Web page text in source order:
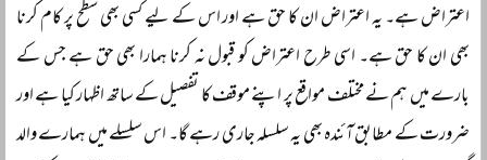
اعتراض ہے۔ یہ اعتراض ان کا حق ہے اور اس کے لیے کسی بھی سطح پر کام کرنا
بھی ان کا حق ہے۔ اسی طرح اعتراض کو قبول نہ کرنا ہمارا بھی حق ہے جس کے
بارے میں ہم نے مختلف مواقع پر اپنے موقف کا تفصیل کے ساتھ اظہار کیا ہے اور
ضرورت کے مطابق آئندہ بھی یہ سلسلہ جاری رہے گا۔ اس سلسلے میں ہمارے والد